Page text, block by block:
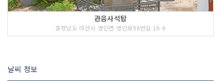
관음사석탑
충청남도 아산시 영인면 영인로96번길 16-6
날씨 정보